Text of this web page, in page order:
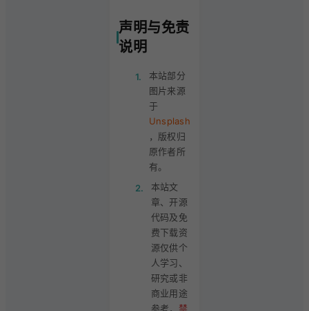
声明与免责
说明
1.
本站部分
图片来源
于
Unsplash
，版权归
原作者所
有。
2.
本站文
章、开源
代码及免
费下载资
源仅供个
人学习、
研究或非
商业用途
参考， 禁